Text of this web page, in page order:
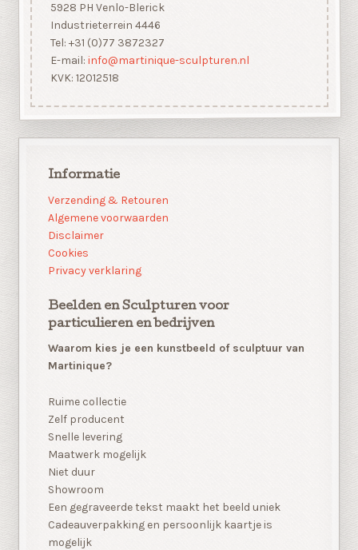
5928 PH Venlo-Blerick
Industrieterrein 4446
Tel: +31 (0)77 3872327
E-mail: info@martinique-sculpturen.nl
KVK: 12012518
Informatie
Verzending & Retouren
Algemene voorwaarden
Disclaimer
Cookies
Privacy verklaring
Beelden en Sculpturen voor
particulieren en bedrijven
Waarom kies je een kunstbeeld of sculptuur van
Martinique?
Ruime collectie
Zelf producent
Snelle levering
Maatwerk mogelijk
Niet duur
Showroom
Een gegraveerde tekst maakt het beeld uniek
Cadeauverpakking en persoonlijk kaartje is
mogelijk